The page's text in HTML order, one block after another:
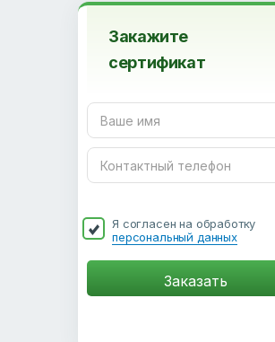
Закажите
сертификат
Я согласен на обработку
персональный данных